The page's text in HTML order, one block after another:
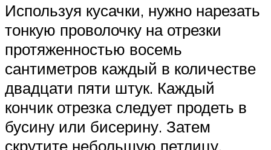
Используя кусачки, нужно нарезать
тонкую проволочку на отрезки
протяженностью восемь
сантиметров каждый в количестве
двадцати пяти штук. Каждый
кончик отрезка следует продеть в
бусину или бисерину. Затем
скрутите небольшую петлицу,